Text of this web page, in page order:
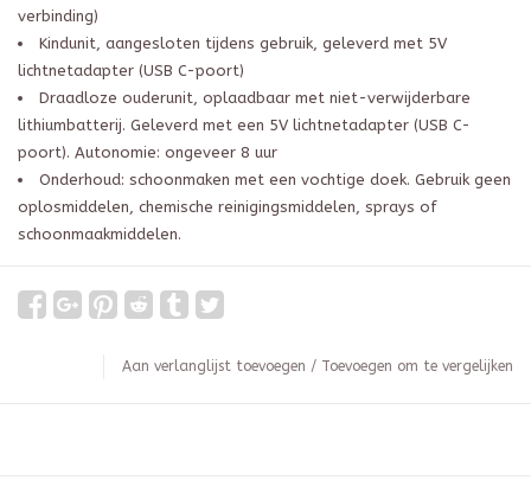
verbinding)
Kindunit, aangesloten tijdens gebruik, geleverd met 5V
lichtnetadapter (USB C-poort)
Draadloze ouderunit, oplaadbaar met niet-verwijderbare
lithiumbatterij. Geleverd met een 5V lichtnetadapter (USB C-
poort). Autonomie: ongeveer 8 uur
Onderhoud: schoonmaken met een vochtige doek. Gebruik geen
oplosmiddelen, chemische reinigingsmiddelen, sprays of
schoonmaakmiddelen.
Aan verlanglijst toevoegen / Toevoegen om te vergelijken